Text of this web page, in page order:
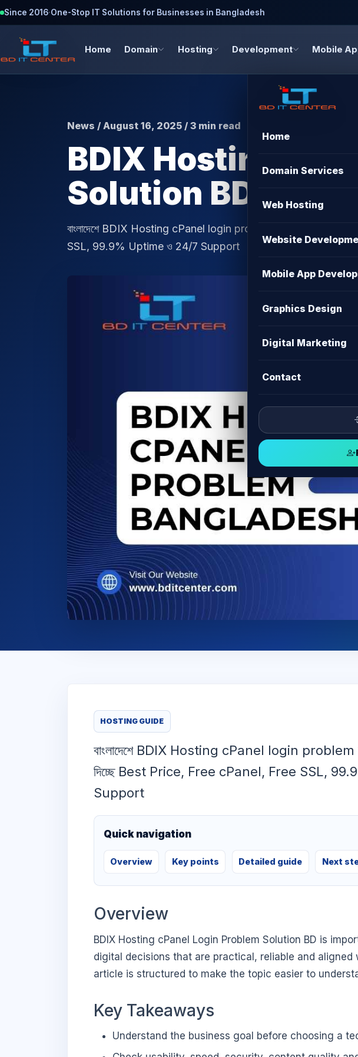
Since 2016·One-Stop IT Solutions for Businesses in Bangladesh
Home Domain Hosting Development Mobile
Home
Domain Services
Web Hosting
Website
Mobile App
Graphics Design
Digital Marketing
Contact
News / August 16, 2025 / 3 min read
BDIX Hosting
Solution BD
বাংলাদেশে BDIX Hosting cPanel login problem সমাধান করুন। BD
SSL, 99.9% Uptime ও 24/7 Support
HOSTING GUIDE
বাংলাদেশে BDIX Hosting cPanel login problem
দিচ্ছে Best Price, Free cPanel, Free SSL,
Support
Quick navigation
Overview Key points Detailed guide Next
Overview
BDIX Hosting cPanel Login Problem Solution BD is
digital decisions that are practical, reliable and
article is structured to make the topic easier to
Key Takeaways
Understand the business goal before choosing a